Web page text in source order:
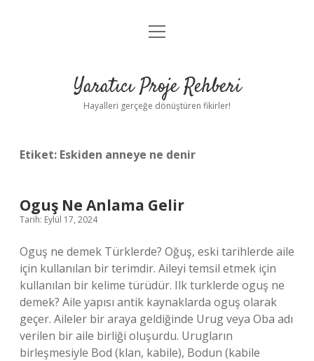
Anasayfa
Yasal Uyarı
menüyü
Yaratıcı Proje Rehberi
Hayalleri gerçeğe dönüştüren fikirler!
Etiket: Eskiden anneye ne denir
Oguş Ne Anlama Gelir
Tarih: Eylül 17, 2024
Oguş ne demek Türklerde? Oğuş, eski tarihlerde aile
için kullanılan bir terimdir. Aileyi temsil etmek için
kullanılan bir kelime türüdür. Ilk turklerde oguş ne
demek? Aile yapısı antik kaynaklarda oguş olarak
geçer. Aileler bir araya geldiğinde Urug veya Oba adı
verilen bir aile birliği oluşurdu. Urugların
birleşmesiyle Bod (klan, kabile), Bodun (kabile